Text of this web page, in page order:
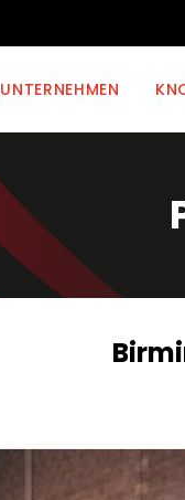
UNTERNEHMEN